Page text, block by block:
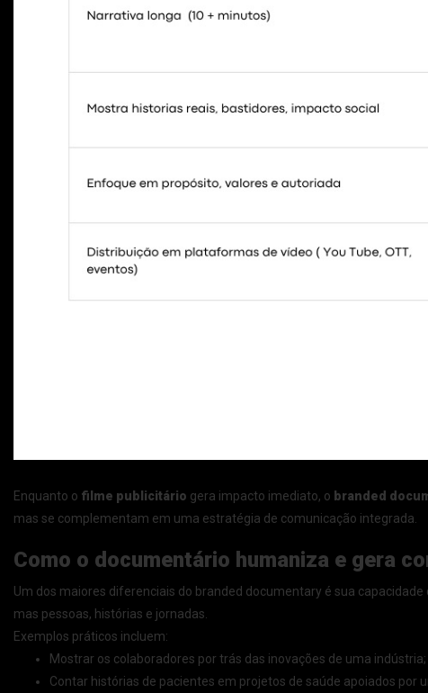
Enquanto o filme publicitário gera impacto imediato, o branded
mas se complementam em uma estratégia de comunicação integrada.
Como o documentário humaniza e gera
Um dos maiores diferenciais do branded documentary é sua capacidade
mas pessoas, histórias e jornadas.
Exemplos práticos incluem:
Mostrar os colaboradores por trás das inovações de uma indústria;
Contar histórias de pacientes em projetos de saúde apoiados por